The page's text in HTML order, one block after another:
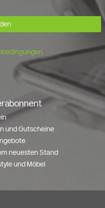
und Gutscheine
neuesten Stand
und Möbel